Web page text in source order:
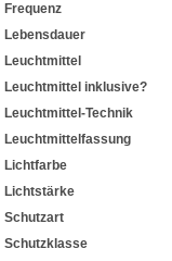
Frequenz
Lebensdauer
Leuchtmittel
Leuchtmittel inklusive?
Leuchtmittel-Technik
Leuchtmittelfassung
Lichtfarbe
Lichtstärke
Schutzart
Schutzklasse